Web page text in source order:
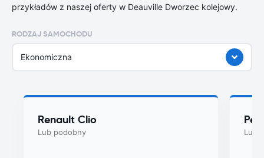
przykładów z naszej oferty w Deauville Dworzec kolejowy.
RODZAJ SAMOCHODU
Ekonomiczna
Renault Clio
Lub podobny Lub